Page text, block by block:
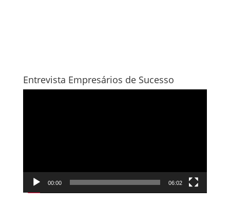
Entrevista Empresários de Sucesso
00:00 06:02